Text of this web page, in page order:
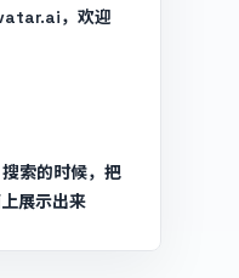
，欢迎
索的时候，把
展示出来